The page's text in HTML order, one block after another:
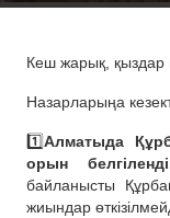
Кеш жарық, қыздар
Назарларыңа
1️⃣Алматыда
орын
байланысты
жиындар